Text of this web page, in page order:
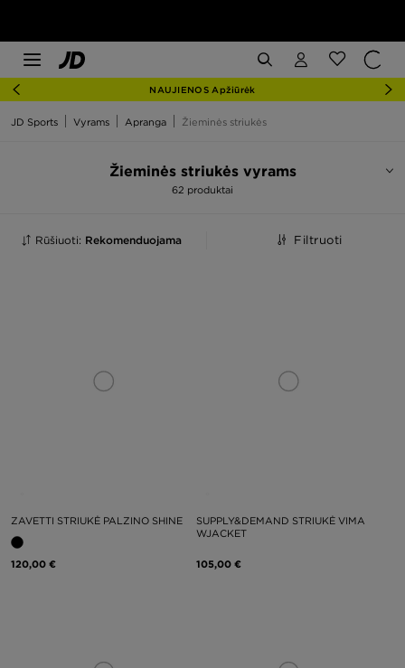
NAUJIENOS Apžiūrėk
JD Sports Vyrams Apranga Žieminės striukės
Žieminės striukės vyrams
62 produktai
Rūšiuoti: Rekomenduojama Filtruoti
ZAVETTI STRIUKĖ PALZINO SHINE
120,00 €
SUPPLY&DEMAND STRIUKĖ VIMA
WJACKET
105,00 €